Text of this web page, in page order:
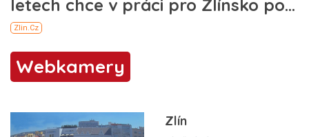
Webkamery
Zlín